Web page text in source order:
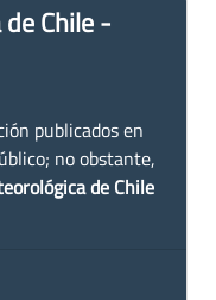
Chile -
publicados en
no obstante,
de Chile